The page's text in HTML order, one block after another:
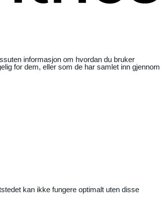
informasjon om hvordan du bruker
for dem, eller som de har samlet inn gjennom
kan ikke fungere optimalt uten disse